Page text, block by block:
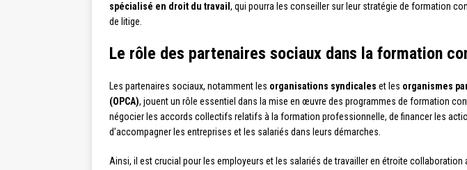
spécialisé en droit du travail , qui pourra les conseiller sur leur stratégie de formation
de litige.
Le rôle des partenaires sociaux dans la formation
Les partenaires sociaux, notamment les organisations syndicales et les organismes
(OPCA), jouent un rôle essentiel dans la mise en œuvre des programmes de formation
négocier les accords collectifs relatifs à la formation professionnelle, de financer les
d’accompagner les entreprises et les salariés dans leurs démarches.
Ainsi, il est crucial pour les employeurs et les salariés de travailler en étroite collaboration